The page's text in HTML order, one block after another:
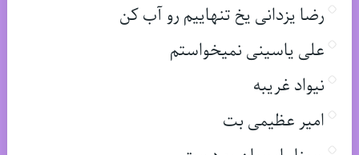
رضا یزدانی یخ تنهاییم رو آب کن
علی یاسینی نمیخواستم
نیواد غریبه
امیر عظیمی بت